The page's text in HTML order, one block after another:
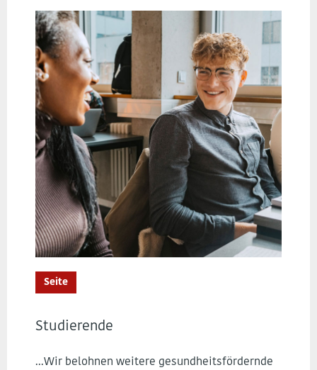
Seite
Studierende
...Wir belohnen weitere gesundheitsfördernde